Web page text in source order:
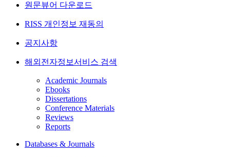
원문뷰어 다운로드
RISS 개인정보 재동의
공지사항
해외전자정보서비스 검색
Academic Journals
Ebooks
Dissertations
Conference Materials
Reviews
Reports
Databases & Journals